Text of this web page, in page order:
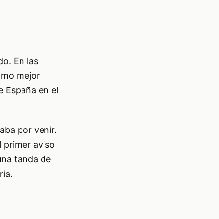
En las
mejor
España en el
por venir.
primer aviso
tanda de